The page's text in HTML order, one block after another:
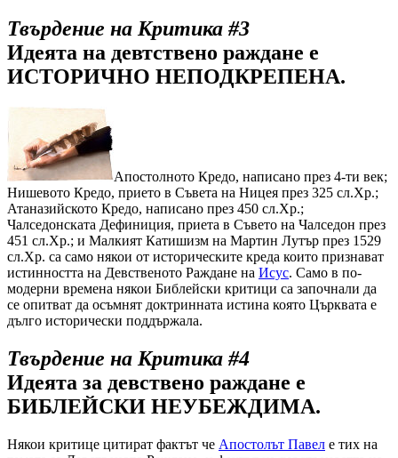
Твърдение на Критика #3
Идеята на девтствено раждане е
ИСТОРИЧНО НЕПОДКРЕПЕНА.
Апостолното Кредо, написано през 4-ти век;
Нишевото Кредо, прието в Съвета на Ницея през 325 сл.Хр.;
Атаназийското Кредо, написано през 450 сл.Хр.;
Чалседонската Дефиниция, приета в Съвето на Чалседон през
451 сл.Хр.; и Малкият Катишизм на Мартин Лутър през 1529
сл.Хр. са само някои от историческите креда които признават
истинността на Девственото Раждане на Исус. Само в по-
модерни времена някои Библейски критици са започнали да
се опитват да осъмнят доктринната истина която Църквата е
дълго исторически поддържала.
Твърдение на Критика #4
Идеята за девствено раждане е
БИБЛЕЙСКИ НЕУБЕЖДИМА.
Някои критице цитират фактът че Апостолът Павел е тих на